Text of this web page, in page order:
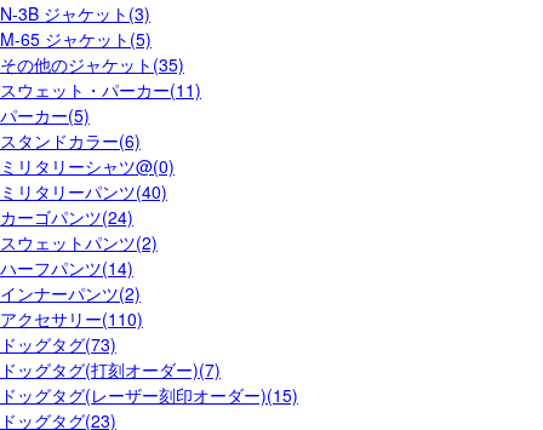
N-3B ジャケット(3)
M-65 ジャケット(5)
その他のジャケット(35)
スウェット・パーカー(11)
パーカー(5)
スタンドカラー(6)
ミリタリーシャツ@(0)
ミリタリーパンツ(40)
カーゴパンツ(24)
スウェットパンツ(2)
ハーフパンツ(14)
インナーパンツ(2)
アクセサリー(110)
ドッグタグ(73)
ドッグタグ(打刻オーダー)(7)
ドッグタグ(レーザー刻印オーダー)(15)
ドッグタグ(23)